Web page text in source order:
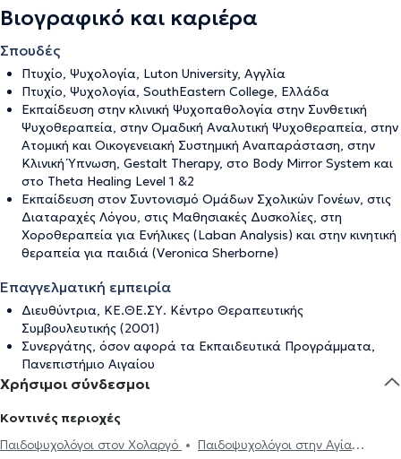
Βιογραφικό και καριέρα
Σπουδές
Πτυχίο, Ψυχολογία, Luton University, Αγγλία
Πτυχίο, Ψυχολογία, SouthEastern College, Ελλάδα
Εκπαίδευση στην κλινική Ψυχοπαθολογία στην Συνθετική
Ψυχοθεραπεία, στην Ομαδική Αναλυτική Ψυχοθεραπεία, στην
Ατομική και Οικογενειακή Συστημική Αναπαράσταση, στην
Κλινική Ύπνωση, Gestalt Therapy, στο Body Mirror System και
στο Theta Healing Level 1 &2
Εκπαίδευση στον Συντονισμό Ομάδων Σχολικών Γονέων, στις
Διαταραχές Λόγου, στις Μαθησιακές Δυσκολίες, στη
Χοροθεραπεία για Ενήλικες (Laban Analysis) και στην κινητική
θεραπεία για παιδιά (Veronica Sherborne)
Επαγγελματική εμπειρία
Διευθύντρια, ΚΕ.ΘΕ.ΣΥ. Κέντρο Θεραπευτικής
Συμβουλευτικής (2001)
Συνεργάτης, όσον αφορά τα Εκπαιδευτικά Προγράμματα,
Πανεπιστήμιο Αιγαίου
Χρήσιμοι σύνδεσμοι
Κοντινές περιοχές
Παιδοψυχολόγοι στον Χολαργό
Παιδοψυχολόγοι στην Αγία